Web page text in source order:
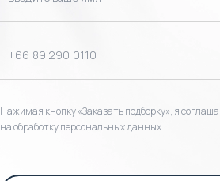
Нажимая кнопку «Заказать подборку», я
на обработку персональных данных